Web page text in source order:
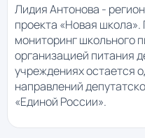
Лидия Антонова -
проекта «Новая
мониторинг школьного
организацией питания
учреждениях остается
направлений
«Единой России».